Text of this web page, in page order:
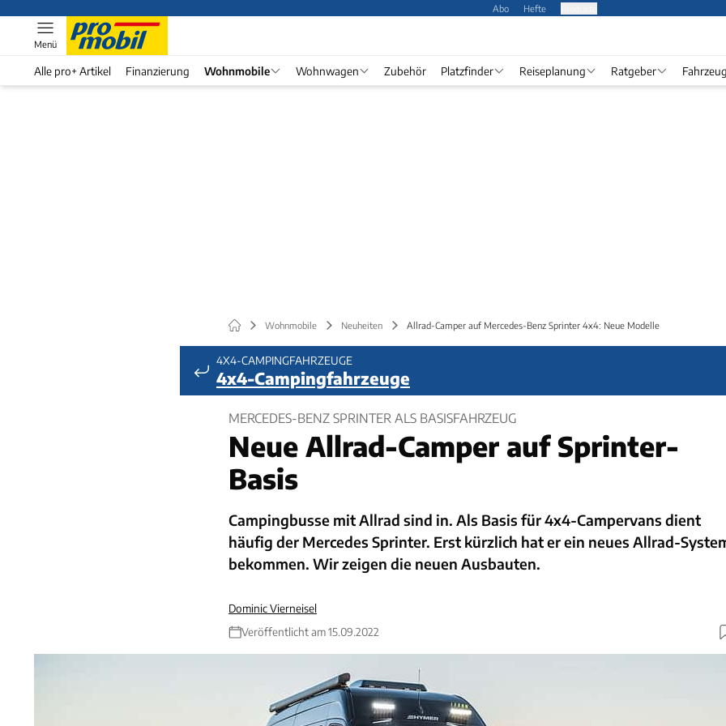
Abo Hefte
Menü
Alle pro+ Artikel Finanzierung Wohnmobile Wohnwagen Zubehör Platzfinder Reiseplanung Ratgeber
Wohnmobile Neuheiten Allrad-Camper auf Mercedes-Benz Sprinter 4x4: Neue Modelle
4X4-CAMPINGFAHRZEUGE
4x4-Campingfahrzeuge
MERCEDES-BENZ SPRINTER ALS BASISFAHRZEUG
Neue Allrad-Camper auf Sprinter-
Basis
Campingbusse mit Allrad sind in. Als Basis für 4x4-Campervans dient
häufig der Mercedes Sprinter. Erst kürzlich hat er ein neues Allrad-
bekommen. Wir zeigen die neuen Ausbauten.
Dominic Vierneisel
Veröffentlicht am 15.09.2022